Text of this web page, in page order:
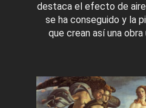
destaca el efecto de
se ha conseguido y la
que crean así una obra